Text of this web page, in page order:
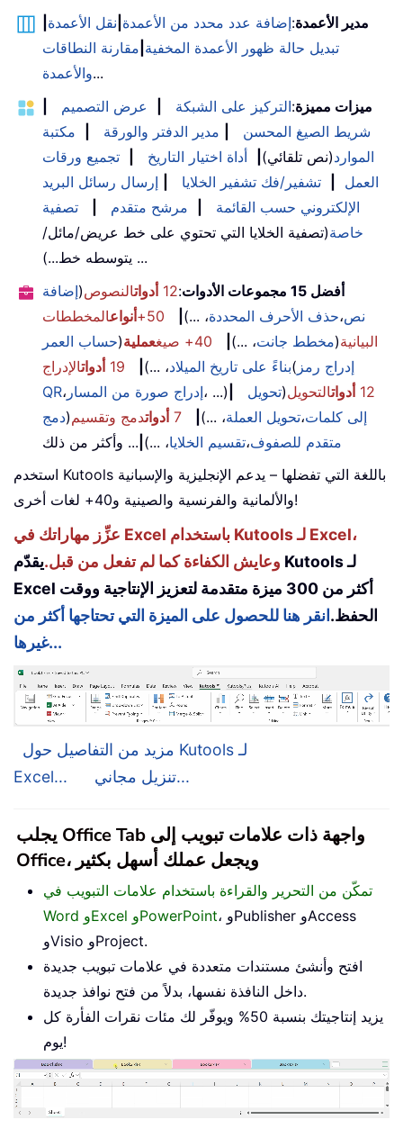
مدير الأعمدة:إضافة عدد محدد من الأعمدة نقل الأعمدة
تبديل حالة ظهور الأعمدة المخفية مقارنة النطاقات
والأعمدة...
ميزات مميزة:التركيز على الشبكة عرض التصميم
شريط الصيغ المحسن
مدير الدفتر والورقة
مكتبة
الموارد(نص تلقائي) أداة اختيار التاريخ
تجميع ورقات
العمل
تشفير/فك تشفير الخلايا
إرسال رسائل البريد
الإلكتروني حسب القائمة
مرشح متقدم
تصفية
خاصة(تصفية الخلايا التي تحتوي على خط عريض/مائل/
يتوسطه خط...) ...
أفضل 15 مجموعات الأدوات
:
12 أدواتالنصوص(إضافة
نص،حذف الأحرف المحددة، ...) 50+ أنواعالمخططات
البيانية(مخطط جانت، ...) 40+ صيغ عملية(حساب العمر
بناءً على تاريخ الميلاد، ...) 19 أدواتالإدراج ( إدراج رمز
QR، إدراج صورة من المسار، ...) 12 أدواتالتحويل(تحويل
إلى كلمات،تحويل العملة، ...) 7 أدواتدمج وتقسيم(دمج
متقدم للصفوف،تقسيم الخلايا، ...) ... وأكثر من ذلك
استخدم Kutools باللغة التي تفضلها – يدعم الإنجليزية والإسبانية
والألمانية والفرنسية والصينية و40+ لغات أخرى!
عزِّز مهاراتك في Excel باستخدام Kutools لـ Excel،
وعايش الكفاءة كما لم تفعل من قبل.يقدّم Kutools لـ
Excel أكثر من 300 ميزة متقدمة لتعزيز الإنتاجية ووقت
الحفظ. انقر هنا للحصول على الميزة التي تحتاجها أكثر من
غيرها...
مزيد من التفاصيل حول Kutools لـ
Excel...
تنزيل مجاني...
يجلب Office Tab واجهة ذات علامات تبويب إلى
Office، ويجعل عملك أسهل بكثير
تمكّن من التحرير والقراءة باستخدام علامات التبويب في
Word وExcel وPowerPoint، وPublisher وAccess
وVisio وProject.
افتح وأنشئ مستندات متعددة في علامات تبويب جديدة
داخل النافذة نفسها، بدلاً من فتح نوافذ جديدة.
يزيد إنتاجيتك بنسبة 50% ويوفّر لك مئات نقرات الفأرة كل
يوم!